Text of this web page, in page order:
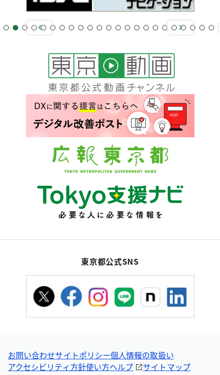
東京都公式SNS
お問い合わせサイトポリシー個人情報の取扱い
アクセシビリティ方針使い方ヘルプ サイトマップ